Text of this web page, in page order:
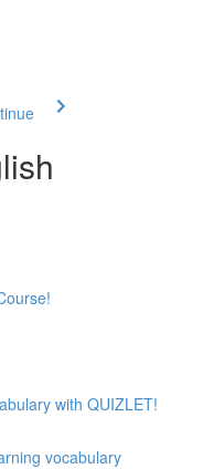
with QUIZLET!
vocabulary